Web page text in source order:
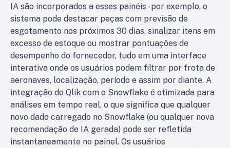
IA são incorporados a esses painéis - por exemplo, o
sistema pode destacar peças com previsão de
esgotamento nos próximos 30 dias, sinalizar itens em
excesso de estoque ou mostrar pontuações de
desempenho do fornecedor, tudo em uma interface
interativa onde os usuários podem filtrar por frota de
aeronaves, localização, período e assim por diante. A
integração do Qlik com o Snowflake é otimizada para
análises em tempo real, o que significa que qualquer
novo dado carregado no Snowflake (ou qualquer nova
recomendação de IA gerada) pode ser refletida
instantaneamente no painel. Os usuários